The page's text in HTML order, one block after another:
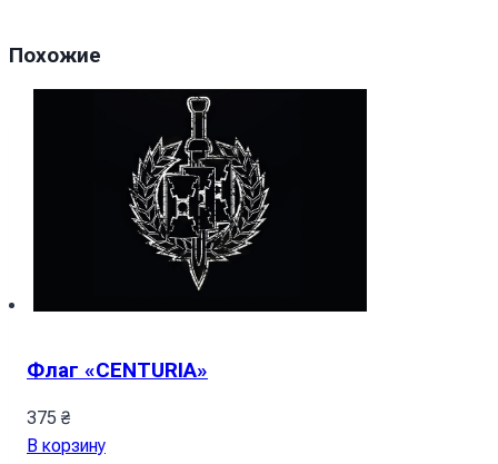
Похожие
Флаг «CENTURIA»
375 ₴
В корзину